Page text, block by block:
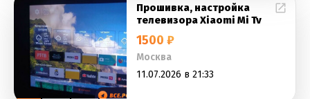
Прошивка, настройка
телевизора Xiaomi Mi Tv
1500 ₽
Москва
11.07.2026 в 21:33